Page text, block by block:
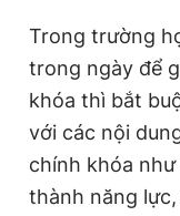
Trong trường
trong ngày để
khóa thì bắt
với các nội
chính khóa
thành năng